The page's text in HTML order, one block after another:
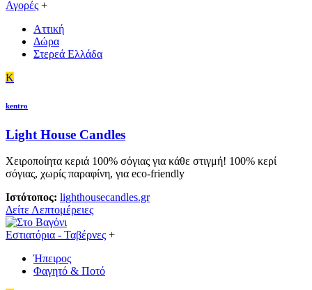
Αγορές +
Αττική
Δώρα
Στερεά Ελλάδα
K
kentro
Light House Candles
Χειροποίητα κεριά 100% σόγιας για κάθε στιγμή! 100% κερί
σόγιας, χωρίς παραφίνη, για eco-friendly
Ιστότοπος: lighthousecandles.gr
Δείτε Λεπτομέρειες
Εστιατόρια - Ταβέρνες +
Ήπειρος
Φαγητό & Ποτό